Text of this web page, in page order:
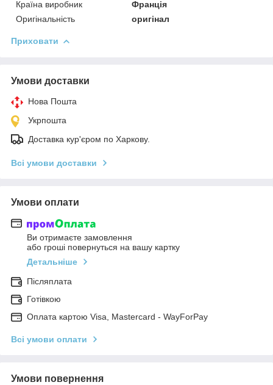
Країна виробник
Франція
Оригінальність
оригінал
Приховати
Умови доставки
Нова Пошта
Укрпошта
Доставка кур'єром по Харкову.
Всі умови доставки
Умови оплати
Ви отримаєте замовлення
або гроші повернуться на вашу картку
Детальніше
Післяплата
Готівкою
Оплата картою Visa, Mastercard - WayForPay
Всі умови оплати
Умови повернення